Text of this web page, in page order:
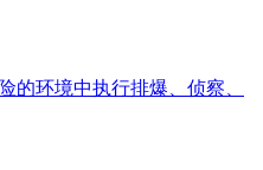
环境中执行排爆、侦察、